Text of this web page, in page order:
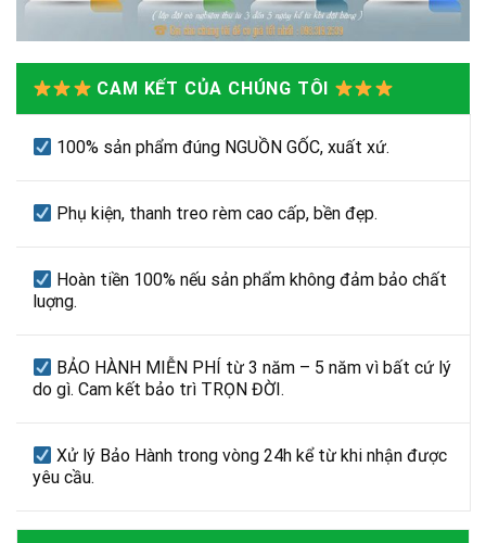
CAM KẾT CỦA CHÚNG TÔI
100% sản phẩm đúng NGUỒN GỐC, xuất xứ.
Phụ kiện, thanh treo rèm cao cấp, bền đẹp.
Hoàn tiền 100% nếu sản phẩm không đảm bảo chất
luợng.
BẢO HÀNH MIỄN PHÍ từ 3 năm – 5 năm vì bất cứ lý
do gì. Cam kết bảo trì TRỌN ĐỜI.
Xử lý Bảo Hành trong vòng 24h kể từ khi nhận được
yêu cầu.